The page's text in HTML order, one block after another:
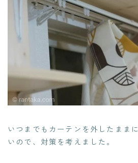
いつまでもカーテンを外したまま
いので、対策を考えました。